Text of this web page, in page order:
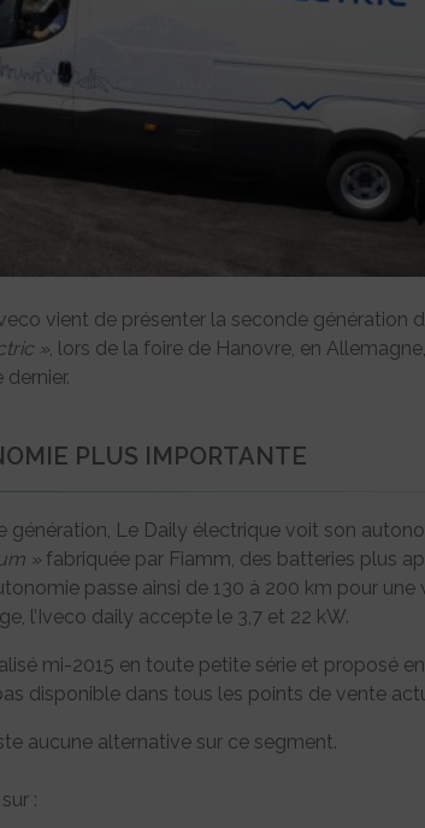
vient de présenter la seconde génération
», lors de la foire de Hanovre, en
PLUS IMPORTANTE
génération, Le Daily électrique voit son
» fabriquée par Fiamm, des batteries plus
passe ainsi de 130 à 200 km pour
l’Iveco daily accepte le 3,7 et 22 kW.
mi-2015 en toute petite série et proposé
disponible dans tous les points de vente
aucune alternative sur ce segment.
: